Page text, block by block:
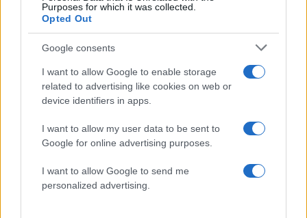
Purposes for which it was collected.
Opted Out
Google consents
I want to allow Google to enable storage
related to advertising like cookies on web or
device identifiers in apps.
I want to allow my user data to be sent to
Google for online advertising purposes.
I want to allow Google to send me
personalized advertising.
Άννα Κορακάκη: «Το πιο πολύτιμο “μετάλλιό”